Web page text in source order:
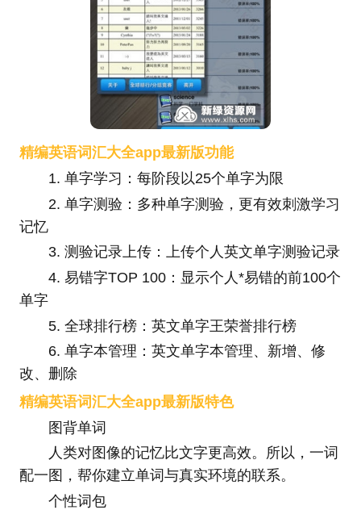
精编英语词汇大全app最新版功能
1. 单字学习：每阶段以25个单字为限
2. 单字测验：多种单字测验，更有效刺激学习
记忆
3. 测验记录上传：上传个人英文单字测验记录
4. 易错字TOP 100：显示个人*易错的前100个
单字
5. 全球排行榜：英文单字王荣誉排行榜
6. 单字本管理：英文单字本管理、新增、修
改、删除
精编英语词汇大全app最新版特色
图背单词
人类对图像的记忆比文字更高效。所以，一词
配一图，帮你建立单词与真实环境的联系。
个性词包